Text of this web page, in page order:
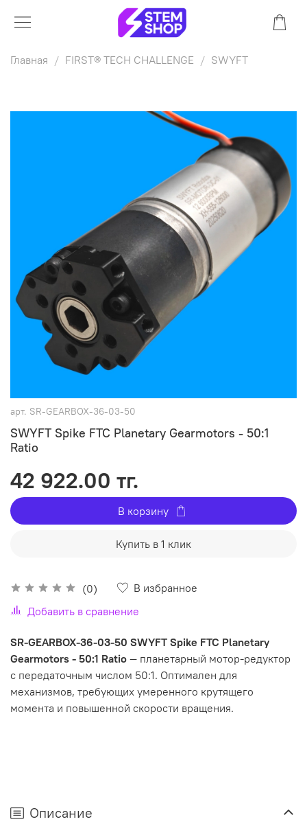
Главная FIRST® TECH CHALLENGE SWYFT
арт. SR-GEARBOX-36-03-50
SWYFT Spike FTC Planetary Gearmotors - 50:1
Ratio
(0)
В избранное
Добавить в сравнение
42 922.00 тг.
В корзину
Купить в 1 клик
SR-GEARBOX-36-03-50 SWYFT Spike FTC Planetary
Gearmotors - 50:1 Ratio — планетарный мотор-редуктор
с передаточным числом 50:1. Оптимален для
механизмов, требующих умеренного крутящего
момента и повышенной скорости вращения.
Описание